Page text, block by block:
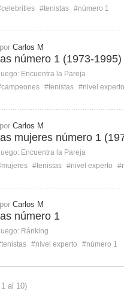
#tenistas #número 1
Carlos M
número 1 (1973-1995)
Encuentra la Pareja
#tenistas #nivel experto
Carlos M
mujeres número 1
Encuentra la Pareja
#tenistas #nivel experto
Carlos M
número 1
Ránking
#nivel experto #número 1
al 10)